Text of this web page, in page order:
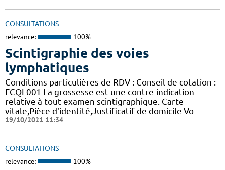
CONSULTATIONS
relevance: 100%
Scintigraphie des voies
lymphatiques
Conditions particulières de RDV : Conseil de cotation :
FCQL001 La grossesse est une contre-indication
relative à tout examen scintigraphique. Carte
vitale,Pièce d'identité,Justificatif de domicile Vo
19/10/2021 11:34
CONSULTATIONS
relevance: 100%